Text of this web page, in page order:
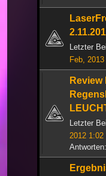
Letzter
Feb,
Review
Letzter
2012 1:02
Antworten: